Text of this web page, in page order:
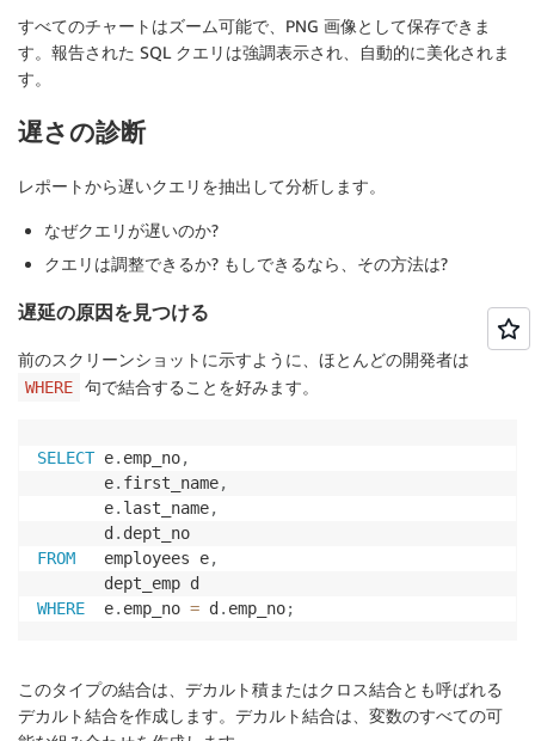
すべてのチャートはズーム可能で、PNG 画像として保存できま
す。報告された SQL クエリは強調表示され、自動的に美化されま
す。
遅さの診断
レポートから遅いクエリを抽出して分析します。
なぜクエリが遅いのか?
クエリは調整できるか? もしできるなら、その方法は?
遅延の原因を見つける
前のスクリーンショットに示すように、ほとんどの開発者は
WHERE 句で結合することを好みます。
SELECT e. emp_no,
       e
. first_name,
       e
. last_name,
       d
.
FROM
   employees e
,
WHERE
  e
. emp_no = d . emp_no;
このタイプの結合は、デカルト積またはクロス結合とも呼ばれる
デカルト結合を作成します。デカルト結合は、変数のすべての可